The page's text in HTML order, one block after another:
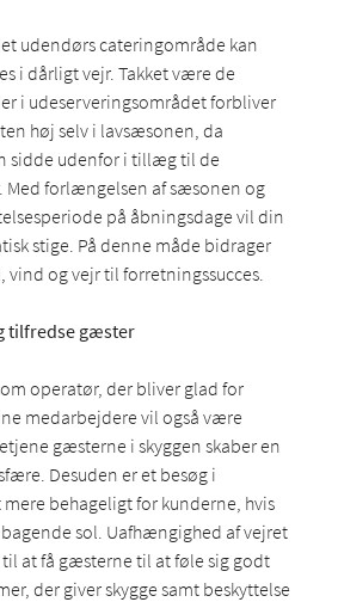
udendørs cateringområde kan
i dårligt vejr. Takket være de
i udeserveringsområdet forbliver
høj selv i lavsæsonen, da
sidde udenfor i tillæg til de
Med forlængelsen af sæsonen og
på åbningsdage vil din
stige. På denne måde bidrager
vind og vejr til forretningssucces.
tilfredse gæster
operatør, der bliver glad for
medarbejdere vil også være
gæsterne i skyggen skaber en
Desuden er et besøg i
behageligt for kunderne, hvis
sol. Uafhængighed af vejret
at få gæsterne til at føle sig godt
der giver skygge samt beskyttelse